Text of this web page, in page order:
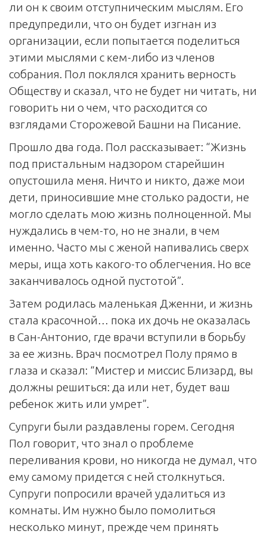
ли он к своим отступническим мыслям. Его
предупредили, что он будет изгнан из
организации, если попытается поделиться
этими мыслями с кем-либо из членов
собрания. Пол поклялся хранить верность
Обществу и сказал, что не будет ни читать, ни
говорить ни о чем, что расходится со
взглядами Сторожевой Башни на Писание.
Прошло два года. Пол рассказывает: “Жизнь
под пристальным надзором старейшин
опустошила меня. Ничто и никто, даже мои
дети, приносившие мне столько радости, не
могло сделать мою жизнь полноценной. Мы
нуждались в чем-то, но не знали, в чем
именно. Часто мы с женой напивались сверх
меры, ища хоть какого-то облегчения. Но все
заканчивалось одной пустотой”.
Затем родилась маленькая Дженни, и жизнь
стала красочной… пока их дочь не оказалась
в Сан-Антонио, где врачи вступили в борьбу
за ее жизнь. Врач посмотрел Полу прямо в
глаза и сказал: “Мистер и миссис Близард, вы
должны решиться: да или нет, будет ваш
ребенок жить или умрет”.
Супруги были раздавлены горем. Сегодня
Пол говорит, что знал о проблеме
переливания крови, но никогда не думал, что
ему самому придется с ней столкнуться.
Супруги попросили врачей удалиться из
комнаты. Им нужно было помолиться
несколько минут, прежде чем принять